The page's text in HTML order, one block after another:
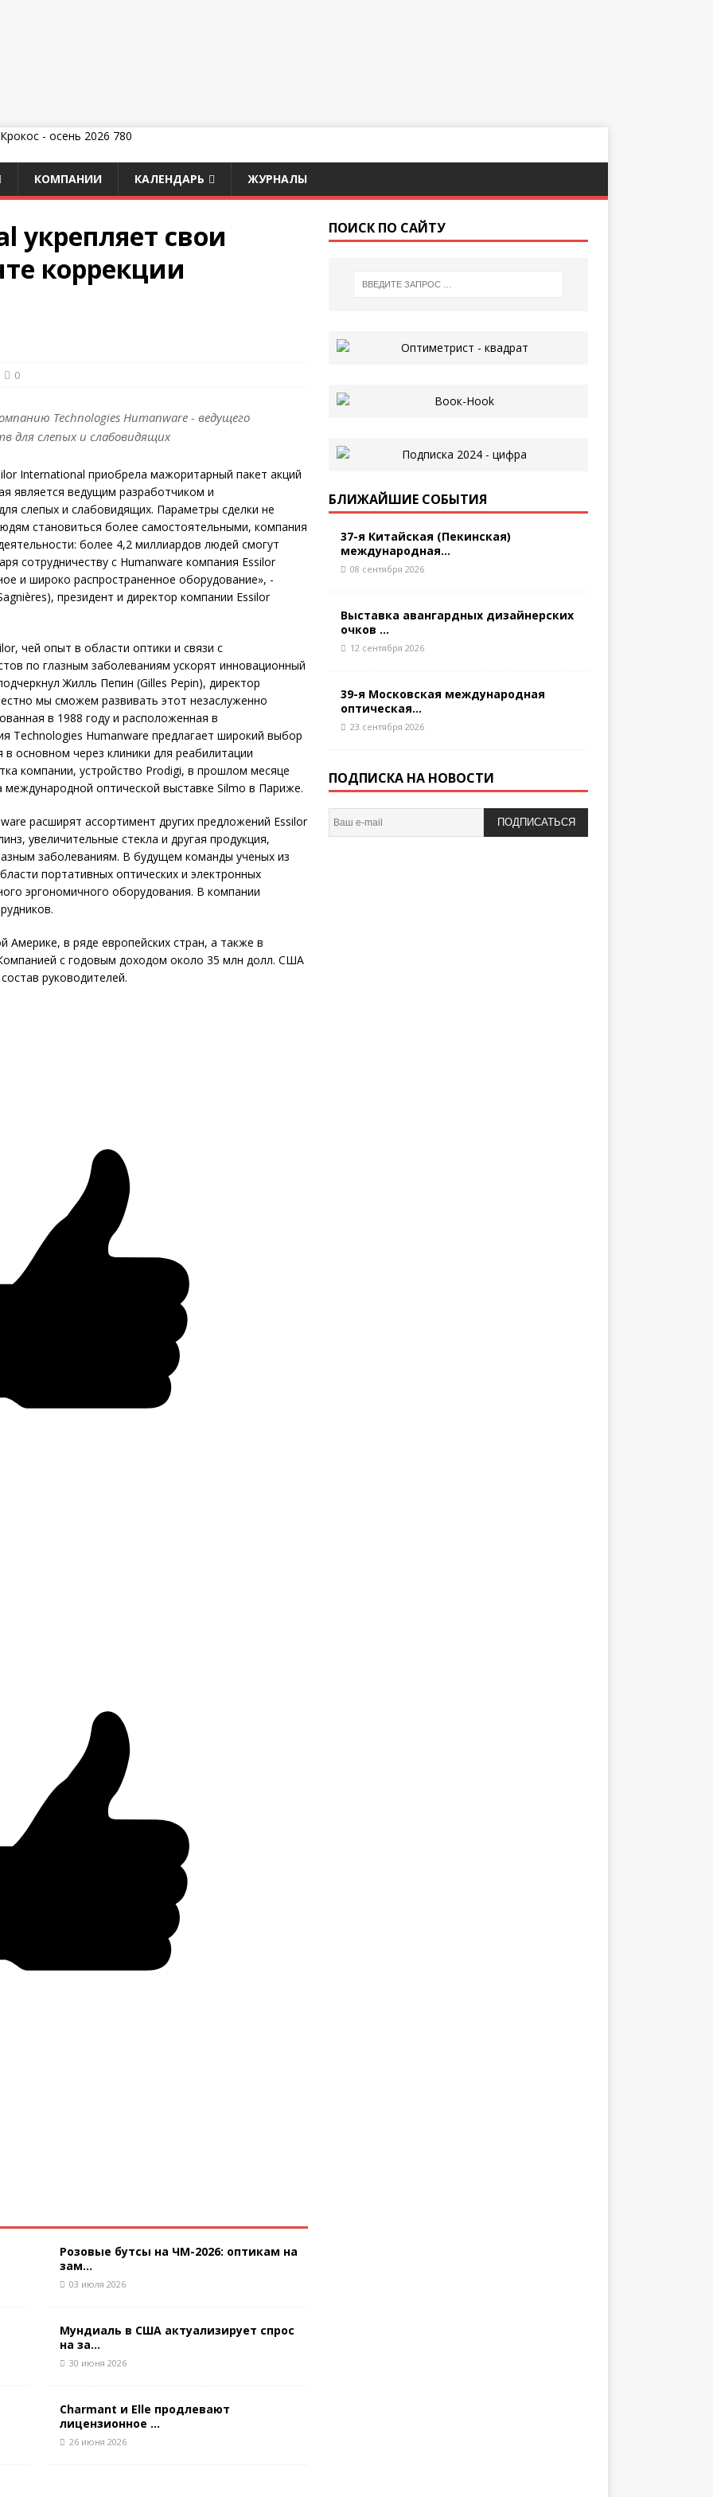
КОМПАНИИ КАЛЕНДАРЬ ЖУРНАЛЫ
укрепляет свои
коррекции
0
Technologies Humanware - ведущего
для слепых и слабовидящих
International приобрела мажоритарный пакет акций
является ведущим разработчиком и
слепых и слабовидящих. Параметры сделки не
становиться более самостоятельными, компания
более 4,2 миллиардов людей смогут
сотрудничеству с Humanware компания Essilor
и широко распространенное оборудование», -
президент и директор компании Essilor
чей опыт в области оптики и связи с
по глазным заболеваниям ускорят инновационный
Жилль Пепин (Gilles Pepin), директор
мы сможем развивать этот незаслуженно
в 1988 году и расположенная в
Technologies Humanware предлагает широкий выбор
основном через клиники для реабилитации
компании, устройство Prodigi, в прошлом месяце
оптической выставке Silmo в Париже.
расширят ассортимент других предложений Essilor
увеличительные стекла и другая продукция,
заболеваниям. В будущем команды ученых из
портативных оптических и электронных
эргономичного оборудования. В компании
Америке, в ряде европейских стран, а также в
с годовым доходом около 35 млн долл. США
руководителей.
Розовые бутсы на ЧМ-2026: оптикам на
зам...
03 июля 2026
Мундиаль в США актуализирует спрос
на за...
30 июня 2026
Charmant и Elle продлевают
лицензионное ...
26 июня 2026
ПОИСК ПО САЙТУ
БЛИЖАЙШИЕ СОБЫТИЯ
37-я Китайская (Пекинская)
международная...
08 сентября 2026
Выставка авангардных дизайнерских
очков ...
12 сентября 2026
39-я Московская международная
оптическая...
23 сентября 2026
ПОДПИСКА НА НОВОСТИ
ПОДПИСАТЬСЯ